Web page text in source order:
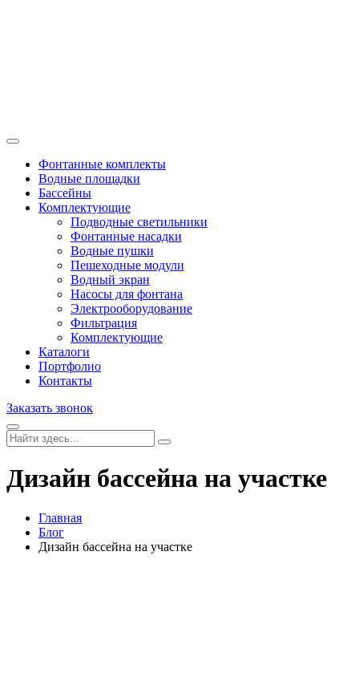
Фонтанные комплекты
Водные площадки
Бассейны
Комплектующие
Подводные светильники
Фонтанные насадки
Водные пушки
Пешеходные модули
Водный экран
Насосы для фонтана
Электрооборудование
Фильтрация
Комплектующие
Каталоги
Портфолио
Контакты
Заказать звонок
Дизайн бассейна на участке
Главная
Блог
Дизайн бассейна на участке